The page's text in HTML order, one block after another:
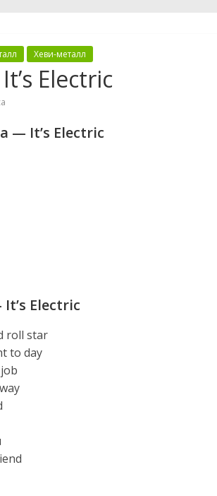
Хеви-металл
Electric
— It’s Electric
Electric
roll star
to day